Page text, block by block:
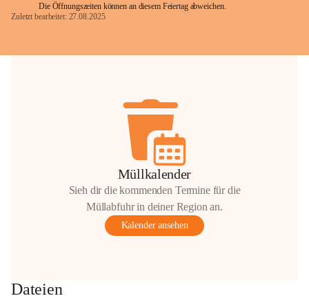
Glück Auf!
GmbH
anrainer-service@omv.com
Bei Fragen, Anliegen oder Beschwerden.
Wartungsarbeiten
Die Öffnungszeiten können an diesem Feiertag abweichen.
Zuletzt bearbeitet: 27.08.2025
Müllkalender
Sieh dir die kommenden Termine für die
Müllabfuhr in deiner Region an.
Kalender ansehen
Dateien